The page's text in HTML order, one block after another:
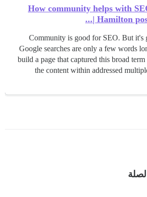
How community helps with
Hamilton
Community is good for SEO. But it's
Google searches are only a few words
build a page that captured this broad
the content within addressed